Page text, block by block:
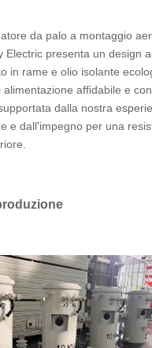
da palo a montaggio
Electric presenta un design
in rame e olio isolante
alimentazione affidabile e
dalla nostra
e dall'impegno per una